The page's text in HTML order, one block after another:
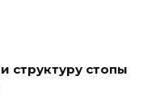
структуру стопы